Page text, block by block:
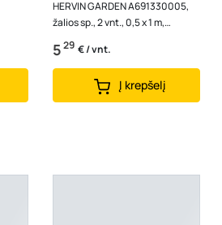
HERVIN GARDEN A691330005,
žalios sp., 2 vnt., 0,5 x 1 m,
80g/m2, WC0,5X1/80
529 € / vnt.
Į krepšelį